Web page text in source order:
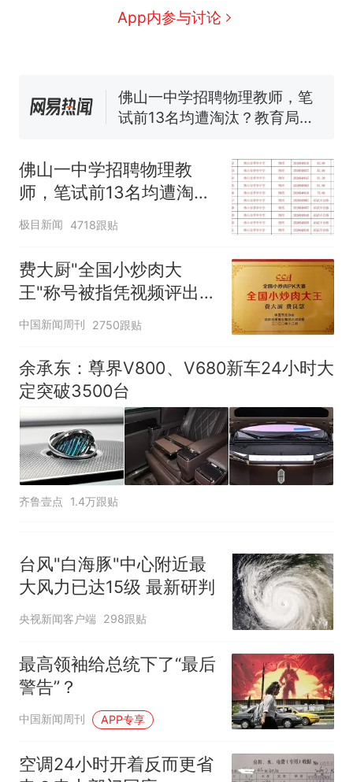
App内参与讨论
协会回应
美国渔民钓获鲨鱼徒手将其拽
回大海 目击者直呼震惊 （视频
佛山一中学招聘物理教师，笔
试前13名均遭淘汰？教育局：
核查
43.98万起
热
那个在床头放菜刀的女孩，
因老师一句“跟我回家”改写了
人生
佛山一中学招聘物理教
师，笔试前13名均遭淘
汰？教育局：已叫停招
聘，成立调查组全面核查
极目新闻 4718跟贴
费大厨"全国小炒肉大
王"称号被指凭视频评出
官方回应
中国新闻周刊 2750跟贴
余承东：尊界V800、V680新车24小时大
定突破3500台
齐鲁壹点 1.4万跟贴
台风"白海豚"中心附近最
大风力已达15级 最新研判
央视新闻客户端 298跟贴
最高领袖给总统下了“最后
警告”？
中国新闻周刊 APP专享
空调24小时开着反而更省